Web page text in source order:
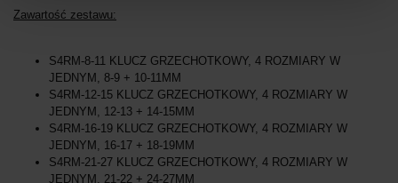
Zawartość zestawu:
S4RM-8-11 KLUCZ GRZECHOTKOWY, 4 ROZMIARY W
JEDNYM, 8-9 + 10-11MM
S4RM-12-15 KLUCZ GRZECHOTKOWY, 4 ROZMIARY W
JEDNYM, 12-13 + 14-15MM
S4RM-16-19 KLUCZ GRZECHOTKOWY, 4 ROZMIARY W
JEDNYM, 16-17 + 18-19MM
S4RM-21-27 KLUCZ GRZECHOTKOWY, 4 ROZMIARY W
JEDNYM, 21-22 + 24-27MM